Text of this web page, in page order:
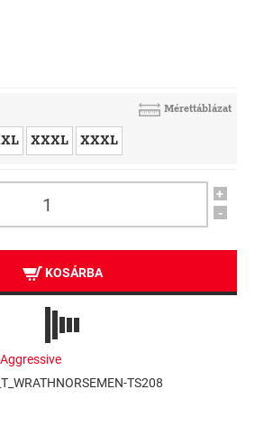
Mérettáblázat
XXXL XXXL
+
-
KOSÁRBA
TS208